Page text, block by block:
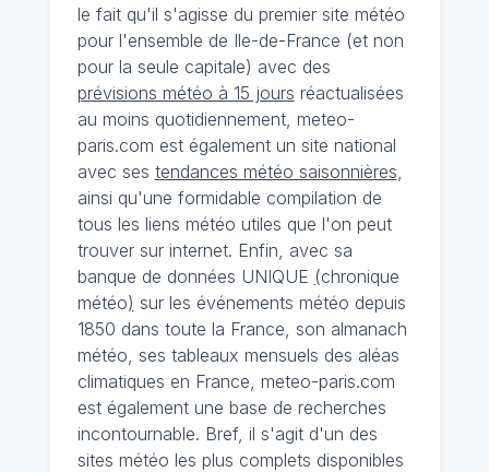
le fait qu'il s'agisse du premier site météo
pour l'ensemble de Ile-de-France (et non
pour la seule capitale) avec des
prévisions météo à 15 jours réactualisées
au moins quotidiennement, meteo-
paris.com est également un site national
avec ses tendances météo saisonnières
ainsi qu'une formidable compilation de
tous les liens météo utiles que l'on peut
trouver sur internet. Enfin, avec sa
banque de données UNIQUE (chronique
météo) sur les événements météo depuis
1850 dans toute la France, son almanach
météo, ses tableaux mensuels des aléas
climatiques en France, meteo-paris.com
est également une base de recherches
incontournable. Bref, il s'agit d'un des
sites météo les plus complets disponibles